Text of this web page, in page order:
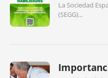
La Sociedad
(SEGG)...